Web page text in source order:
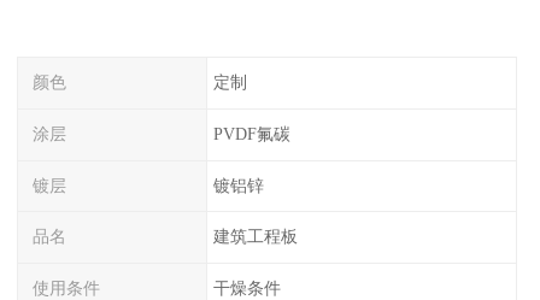
颜色 定制
涂层 PVDF氟碳
镀层 镀铝锌
品名 建筑工程板
使用条件 干燥条件